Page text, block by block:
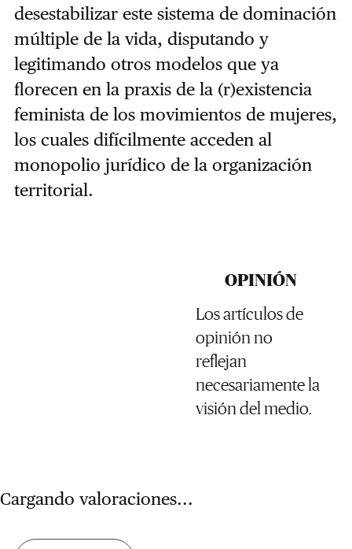
desestabilizar este sistema de dominación
múltiple de la vida, disputando y
legitimando otros modelos que ya
florecen en la praxis de la (r)existencia
feminista de los movimientos de mujeres,
los cuales difícilmente acceden al
monopolio jurídico de la organización
territorial.
OPINIÓN
Los artículos de
opinión no
reflejan
necesariamente la
visión del medio.
Cargando valoraciones...